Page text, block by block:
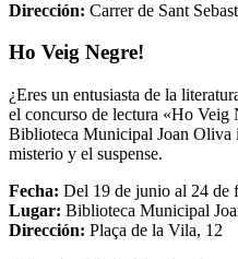
Dirección: Carrer de Sant
Ho Veig Negre!
¿Eres un entusiasta de la
el concurso de lectura «Ho Veig
Biblioteca Municipal Joan Oliva
misterio y el suspense.
Fecha: Del 19 de junio al 24 de
Lugar: Biblioteca Municipal
Dirección: Plaça de la Vila, 12